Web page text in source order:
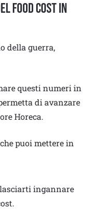
Food Cost in
della guerra,
questi numeri in
di avanzare
Horeca.
puoi mettere in
ingannare